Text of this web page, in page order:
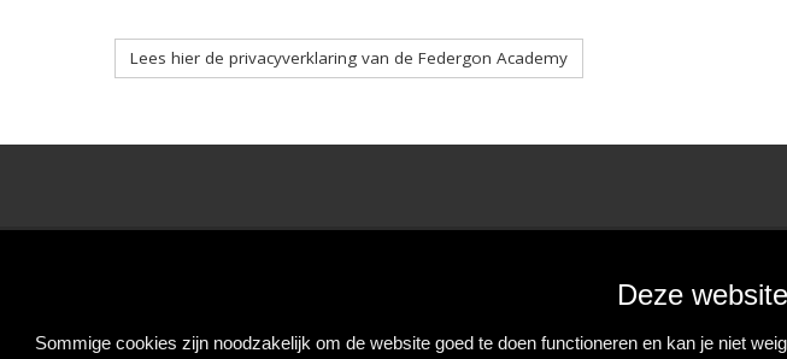
Lees hier de privacyverklaring van de Federgon Academy
Learning & Development
Deze
Sommige cookies zijn noodzakelijk om de website goed te doen functioneren en kan je niet